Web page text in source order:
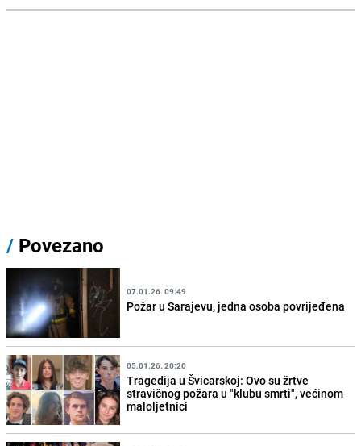
/ Povezano
07.01.26. 09:49
Požar u Sarajevu, jedna osoba povrijeđena
05.01.26. 20:20
Tragedija u Švicarskoj: Ovo su žrtve
stravičnog požara u "klubu smrti", većinom
maloljetnici